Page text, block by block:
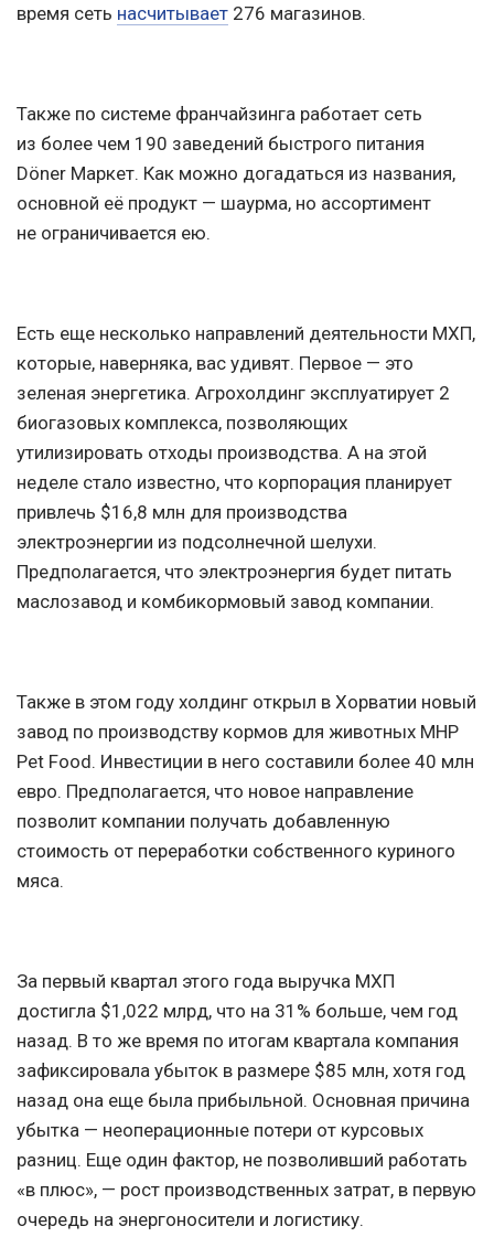
время сеть насчитывает 276 магазинов.
Также по системе франчайзинга работает сеть
из более чем 190 заведений быстрого питания
Döner Маркет. Как можно догадаться из названия,
основной её продукт — шаурма, но ассортимент
не ограничивается ею.
Есть еще несколько направлений деятельности МХП,
которые, наверняка, вас удивят. Первое — это
зеленая энергетика. Агрохолдинг эксплуатирует 2
биогазовых комплекса, позволяющих
утилизировать отходы производства. А на этой
неделе стало известно, что корпорация планирует
привлечь $16,8 млн для производства
электроэнергии из подсолнечной шелухи.
Предполагается, что электроэнергия будет питать
маслозавод и комбикормовый завод компании.
Также в этом году холдинг открыл в Хорватии новый
завод по производству кормов для животных MHP
Pet Food. Инвестиции в него составили более 40 млн
евро. Предполагается, что новое направление
позволит компании получать добавленную
стоимость от переработки собственного куриного
мяса.
За первый квартал этого года выручка МХП
достигла $1,022 млрд, что на 31% больше, чем год
назад. В то же время по итогам квартала компания
зафиксировала убыток в размере $85 млн, хотя год
назад она еще была прибыльной. Основная причина
убытка — неоперационные потери от курсовых
разниц. Еще один фактор, не позволивший работать
«в плюс», — рост производственных затрат, в первую
очередь на энергоносители и логистику.